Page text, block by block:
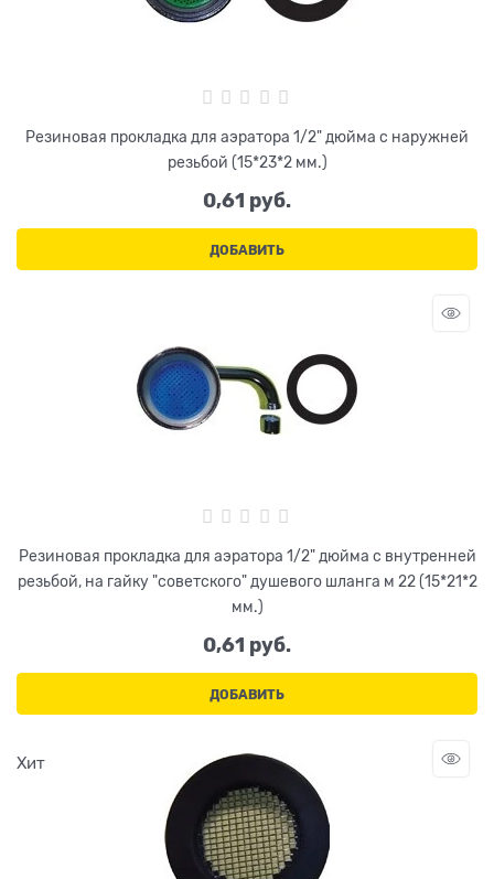
Резиновая прокладка для аэратора 1/2" дюйма с наружней
резьбой (15*23*2 мм.)
0,61 руб.
ДОБАВИТЬ
Резиновая прокладка для аэратора 1/2" дюйма с внутренней
резьбой, на гайку "советского" душевого шланга м 22 (15*21*2
мм.)
0,61 руб.
ДОБАВИТЬ
Хит